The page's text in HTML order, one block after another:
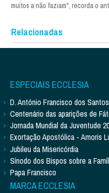
muitos a não faziam", recorda o
Relacionadas
ESPECIAIS ECCLESIA
D. António Francisco dos
Centenário das aparições de
Jornada Mundial da Juventude
Exortação Apostólica - Amoris
Jubileu da Misericórdia
Sínodo dos Bispos sobre a
Papa Francisco
MARCA ECCLESIA